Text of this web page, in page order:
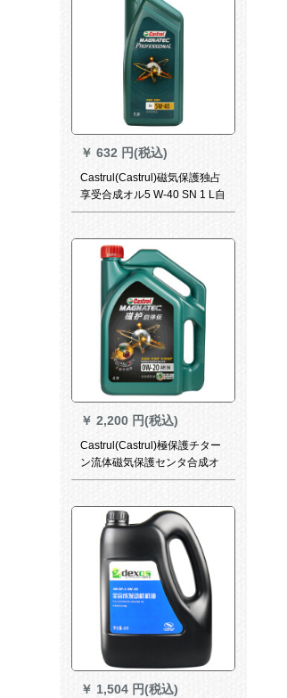
￥ 632 円(税込)
Castrul(Castrul)磁気保護独占
享受合成オル5 W-40 SN 1 L自
動車用品
￥ 2,200 円(税込)
Castrul(Castrul)極保護チター
ン流体磁気保護センタ合成オ
イイル半合成自動車オイ潤滑
W-20 SN級4 L
￥ 1,504 円(税込)